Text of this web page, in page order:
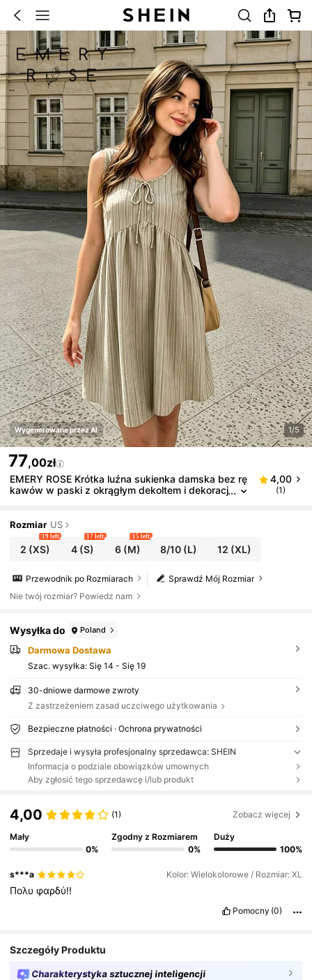
Wygenerowane przez AI 1/5
77,00zł
EMERY ROSE Krótka luźna sukienka damska bez rę
kawów w paski z okrągłym dekoltem i dekoracj
4,00
(1)
Rozmiar US
2 (XS)
19 left
4(S)
17 left
6(M)
15 left
8/10 (L) 12 (XL)
Sprawdź Mój Rozmiar
Przewodnik po Rozmiarach
Nie twój rozmiar? Powiedz nam
Wysyłka do Poland
Darmowa Dostawa
Szac. wysyłka: Się 14 - Się 19
30-dniowe darmowe zwroty
Z zastrzeżeniem zasad uczciwego użytkowania
Bezpieczne płatności · Ochrona prywatności
Sprzedaje i wysyła profesjonalny sprzedawca: SHEIN
Informacja o podziale obowiązków umownych
Aby zgłosić tego sprzedawcę i/lub produkt
4,00 (1) Zobacz więcej
Mały
0%
Zgodny z Rozmiarem
0%
Duży
100%
s***a Kolor: Wielokolorowe / Rozmiar: XL
Πολυφαρδύ!!
Pomocny (0)
Szczegóły Produktu
Charakterystyka sztucznej inteligencji